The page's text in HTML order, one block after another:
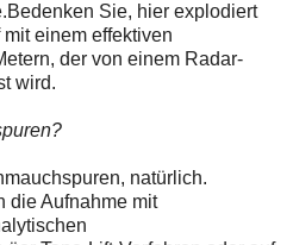
Sie, hier explodiert
einem effektiven
der von einem Radar-
wird.
natürlich.
die Aufnahme mit